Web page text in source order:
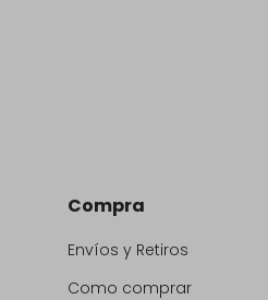
Compra
Envíos y Retiros
Como comprar